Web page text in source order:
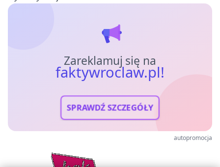
Zareklamuj się na
faktywroclaw.pl!
SPRAWDŹ SZCZEGÓŁY
autopromocja